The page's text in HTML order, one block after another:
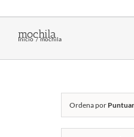
mochila
Inicio mochila
Ordena por Puntuar